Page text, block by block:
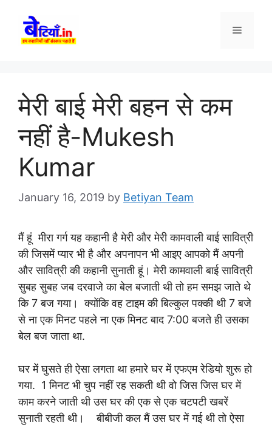
content
Menu
मेरी बाई मेरी बहन से कम
नहीं है-Mukesh
Kumar
January 16, 2019 by Betiyan Team
मैं हूं मीरा गर्ग यह कहानी है मेरी और मेरी कामवाली बाई सावित्री
की जिसमें प्यार भी है और अपनापन भी आइए आपको मैं अपनी
और सावित्री की कहानी सुनाती हूं। मेरी कामवाली बाई सावित्री
सुबह सुबह जब दरवाजे का बेल बजाती थी तो हम समझ जाते थे
कि 7 बज गया। क्योंकि वह टाइम की बिल्कुल पक्की थी 7 बजे
से ना एक मिनट पहले ना एक मिनट बाद 7:00 बजते ही उसका
बेल बज जाता था.
घर में घुसते ही ऐसा लगता था हमारे घर में एफएम रेडियो शुरू हो
गया. 1 मिनट भी चुप नहीं रह सकती थी वो जिस जिस घर में
काम करने जाती थी उस घर की एक से एक चटपटी खबरें
सुनाती रहती थी। बीबीजी कल मैं उस घर में गई थी तो ऐसा